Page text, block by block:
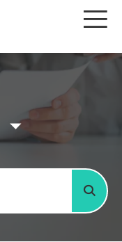
目
搜尋